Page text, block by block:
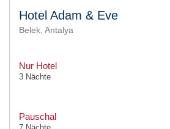
Hotel Adam & Eve
Belek, Antalya
Nur Hotel
3 Nächte
Pauschal